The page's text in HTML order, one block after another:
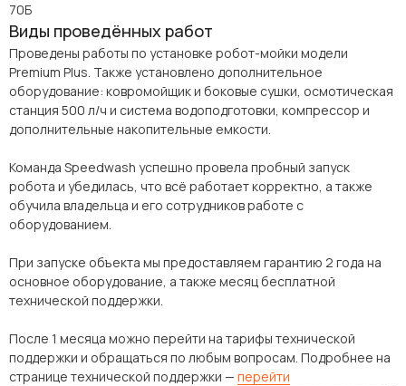
70Б
Виды проведённых работ
Проведены работы по установке робот-мойки модели
Premium Plus. Также установлено дополнительное
оборудование: ковромойщик и боковые сушки, осмотическая
станция 500 л/ч и система водоподготовки, компрессор и
дополнительные накопительные емкости.
Команда Speedwash успешно провела пробный запуск
робота и убедилась, что всё работает корректно, а также
обучила владельца и его сотрудников работе с
оборудованием.
При запуске объекта мы предоставляем гарантию 2 года на
основное оборудование, а также месяц бесплатной
технической поддержки.
После 1 месяца можно перейти на тарифы технической
поддержки и обращаться по любым вопросам. Подробнее на
странице технической поддержки — перейти